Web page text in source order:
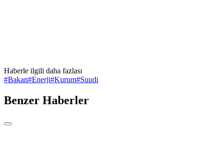
Haberle ilgili daha fazlası
#Bakan#Enerji#Kurum#Suudi
Benzer Haberler